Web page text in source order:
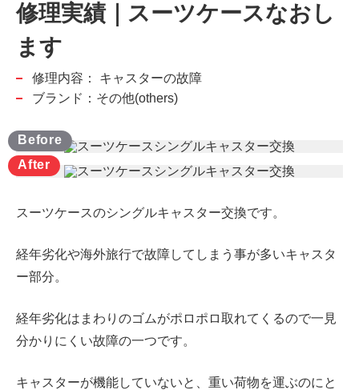
修理実績｜スーツケースなおし
ます
修理内容：
キャスターの故障
ブランド：その他(others)
スーツケースのシングルキャスター交換です。
経年劣化や海外旅行で故障してしまう事が多いキャスタ
ー部分。
経年劣化はまわりのゴムがポロポロ取れてくるので一見
分かりにくい故障の一つです。
キャスターが機能していないと、重い荷物を運ぶのにと